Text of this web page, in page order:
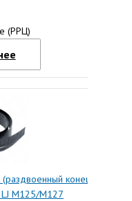
(РРЦ)
конец)
M125/M127